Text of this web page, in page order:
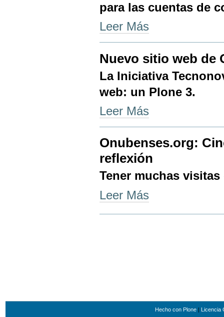
para las cuentas de
Mejoras
antispam
en
Leer Más
Nuevo sitio web de
La Iniciativa
web: un Plone 3.
Nuevo
sitio
web
Onubenses.org
Leer Más
Onubenses.org:
reflexión
Tener muchas
Onubenses.org:
Cinco
Leer Más
Hecho con Plone Licencia